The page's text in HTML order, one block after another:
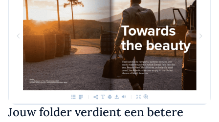
Jouw folder verdient een betere